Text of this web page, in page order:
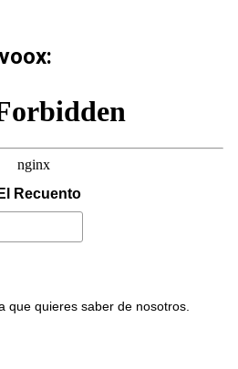
Recuento
que quieres saber de nosotros.